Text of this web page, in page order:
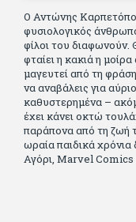
Ο Αντώνης
φυσιολογικός
φίλοι του διαφωνούν.
φταίει η κακιά η
μαγευτεί από τη
να αναβάλεις για
καθυστερημένα –
έχει κάνει οκτώ
παράπονα από τη ζωή
ωραία παιδικά
Αγόρι, Μarvel Comics
Αλέξανδρο Δουμά και
τα αστυνομικά),